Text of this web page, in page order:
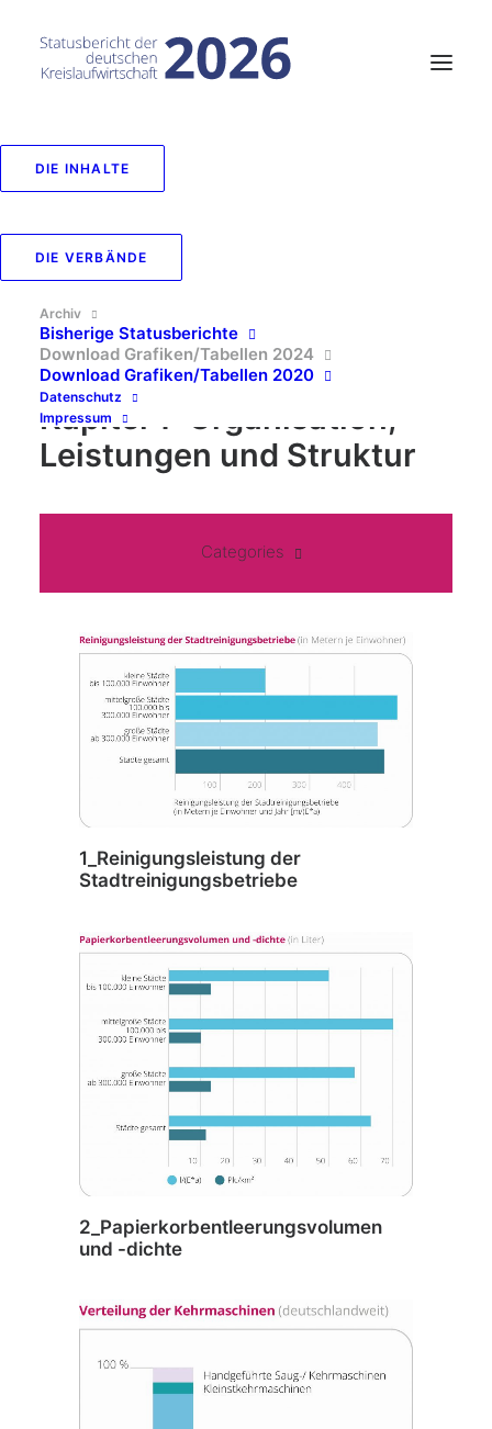
DIE INHALTE
DIE VERBÄNDE
Archiv
Bisherige Statusberichte
Download Grafiken/Tabellen 2024
Download Grafiken/Tabellen 2020
Datenschutz
Impressum
Suche
Kapitel 1: Organisation,
Leistungen und Struktur
Categories
1_Reinigungsleistung der
Stadtreinigungsbetriebe
2_Papierkorbentleerungsvolumen
und -dichte